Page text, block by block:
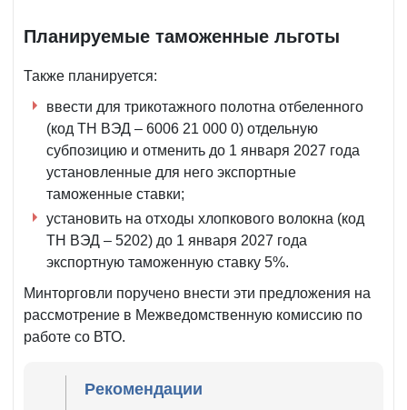
Планируемые таможенные льготы
Также планируется:
ввести для трикотажного полотна отбеленного
(код ТН ВЭД – 6006 21 000 0) отдельную
субпозицию и отменить до 1 января 2027 года
установленные для него экспортные
таможенные ставки;
установить на отходы хлопкового волокна (код
ТН ВЭД – 5202) до 1 января 2027 года
экспортную таможенную ставку 5%.
Минторговли поручено внести эти предложения на
рассмотрение в Межведомственную комиссию по
работе со ВТО.
Рекомендации